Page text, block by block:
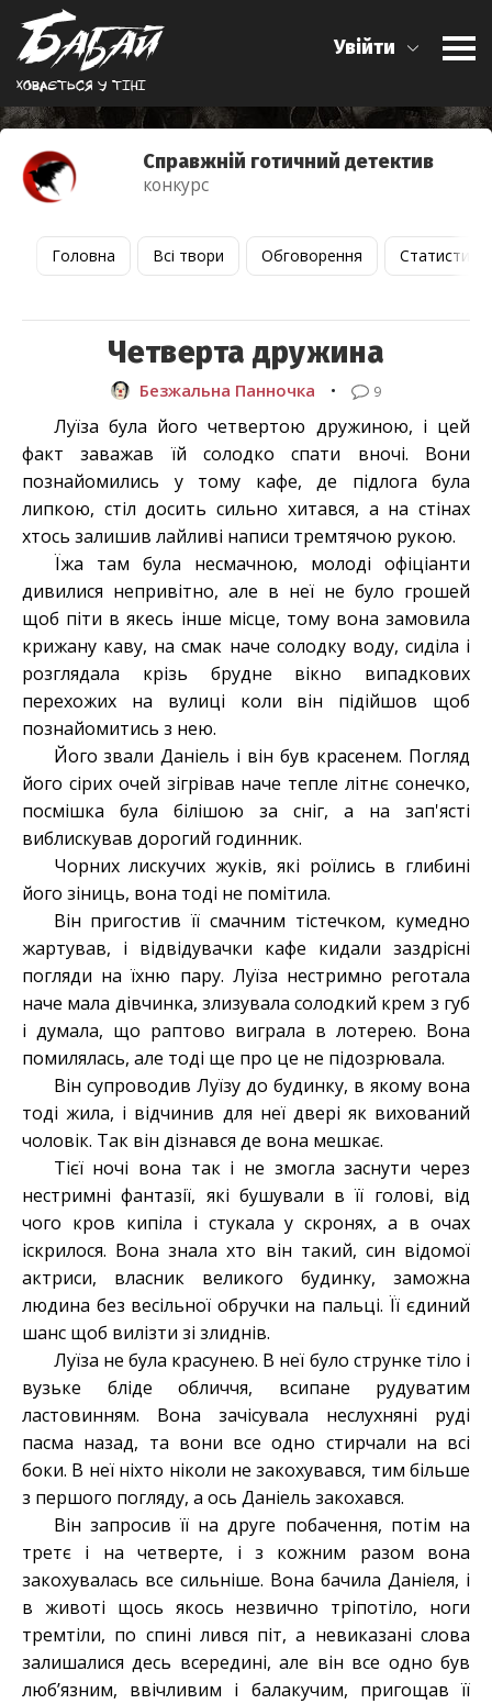
Ховається у тiнi
Увійти
Справжній готичний детектив
конкурс
Головна Всі твори Обговорення Статистика
Четверта дружина
Безжальна Панночка • 9
Луїза була його четвертою дружиною, і цей
факт заважав їй солодко спати вночі. Вони
познайомились у тому кафе, де підлога була
липкою, стіл досить сильно хитався, а на стінах
хтось залишив лайливі написи тремтячою рукою.
Їжа там була несмачною, молоді офіціанти
дивилися непривітно, але в неї не було грошей
щоб піти в якесь інше місце, тому вона замовила
крижану каву, на смак наче солодку воду, сиділа і
розглядала крізь брудне вікно випадкових
перехожих на вулиці коли він підійшов щоб
познайомитись з нею.
Його звали Даніель і він був красенем. Погляд
його сірих очей зігрівав наче тепле літнє сонечко,
посмішка була білішою за сніг, а на зап'ясті
виблискував дорогий годинник.
Чорних лискучих жуків, які роїлись в глибині
його зіниць, вона тоді не помітила.
Він пригостив її смачним тістечком, кумедно
жартував, і відвідувачки кафе кидали заздрісні
погляди на їхню пару. Луїза нестримно реготала
наче мала дівчинка, злизувала солодкий крем з губ
і думала, що раптово виграла в лотерею. Вона
помилялась, але тоді ще про це не підозрювала.
Він супроводив Луїзу до будинку, в якому вона
тоді жила, і відчинив для неї двері як вихований
чоловік. Так він дізнався де вона мешкає.
Тієї ночі вона так і не змогла заснути через
нестримні фантазії, які бушували в її голові, від
чого кров кипіла і стукала у скронях, а в очах
іскрилося. Вона знала хто він такий, син відомої
актриси, власник великого будинку, заможна
людина без весільної обручки на пальці. Її єдиний
шанс щоб вилізти зі злиднів.
Луїза не була красунею. В неї було струнке тіло і
вузьке бліде обличчя, всипане рудуватим
ластовинням. Вона зачісувала неслухняні руді
пасма назад, та вони все одно стирчали на всі
боки. В неї ніхто ніколи не закохувався, тим більше
з першого погляду, а ось Даніель закохався.
Він запросив її на друге побачення, потім на
третє і на четверте, і з кожним разом вона
закохувалась все сильніше. Вона бачила Даніеля, і
в животі щось якось незвично тріпотіло, ноги
тремтіли, по спині лився піт, а невиказані слова
залишалися десь всередині, але він все одно був
люб’язним, ввічливим і балакучим, пригощав її